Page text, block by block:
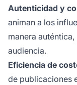
Autenticidad y
animan a los
manera
audiencia.
Eficiencia de
de publicaciones